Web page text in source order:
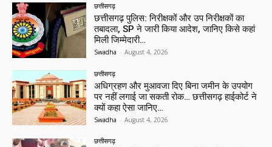
छत्तीसगढ़
छत्तीसगढ़ पुलिस: निरीक्षकों और उप निरीक्षकों का
तबादला, SP ने जारी किया आदेश, जानिए किसे कहां
मिली जिम्मेदारी…
Swadha - August 4, 2026
छत्तीसगढ़
अधिग्रहण और मुआवजा दिए बिना जमीन के उपयोग
पर नहीं लगाई जा सकती रोक… छत्तीसगढ़ हाईकोर्ट ने
क्यों कहा ऐसा जानिए…
Swadha - August 4, 2026
छत्तीसगढ़